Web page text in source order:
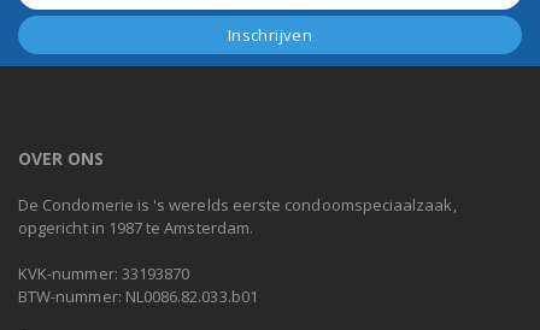
OVER ONS
De Condomerie is 's werelds eerste condoomspeciaalzaak,
opgericht in 1987 te Amsterdam.
KVK-nummer: 33193870
BTW-nummer: NL0086.82.033.b01